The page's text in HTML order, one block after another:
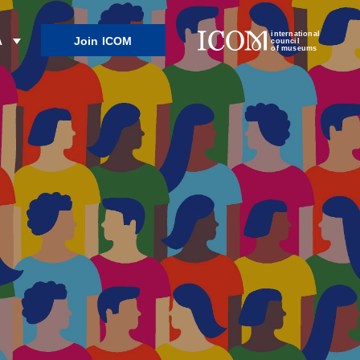
Join ICOM
international
council
of museums